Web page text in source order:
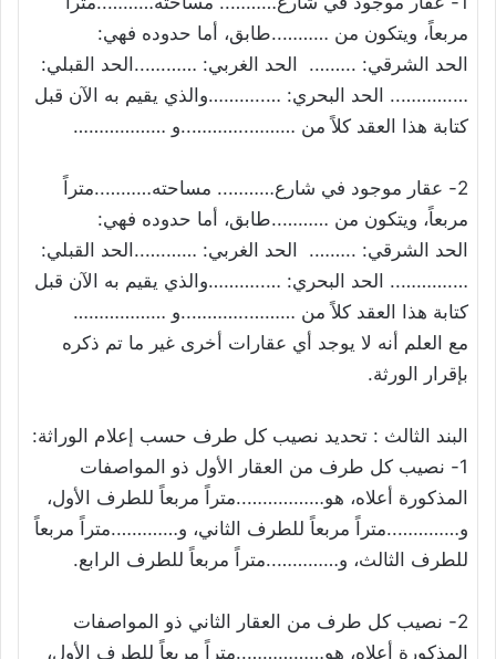
مربعاً، ويتكون من ………..طابق، أما حدوده فهي:
الحد الشرقي: ..……. الحد الغربي: …….…..الحد القبلي:
….……….. الحد البحري: …..………والذي يقيم به الآن قبل
كتابة هذا العقد كلاً من ………..………..و ………………
2- عقار موجود في شارع……….. مساحته………..متراً
مربعاً، ويتكون من ………..طابق، أما حدوده فهي:
الحد الشرقي: ..……. الحد الغربي: …….…..الحد القبلي:
….……….. الحد البحري: …..………والذي يقيم به الآن قبل
كتابة هذا العقد كلاً من ………..………..و ………………
مع العلم أنه لا يوجد أي عقارات أخرى غير ما تم ذكره
بإقرار الورثة.
البند الثالث : تحديد نصيب كل طرف حسب إعلام الوراثة:
1- نصيب كل طرف من العقار الأول ذو المواصفات
المذكورة أعلاه، هو……………..متراً مربعاً للطرف الأول،
و…………..متراً مربعاً للطرف الثاني، و………….متراً مربعاً
للطرف الثالث، و…………..متراً مربعاً للطرف الرابع.
2- نصيب كل طرف من العقار الثاني ذو المواصفات
المذكورة أعلاه، هو……………..متراً مربعاً للطرف الأول،